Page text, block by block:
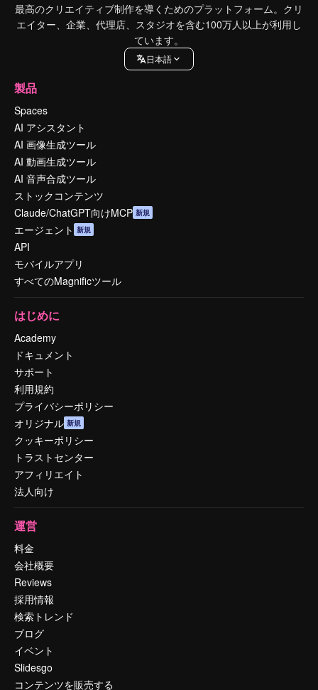
最高のクリエイティブ制作を導くためのプラットフォーム。クリ
エイター、企業、代理店、スタジオを含む100万人以上が利用し
ています。
日本語
製品
Spaces
AI アシスタント
AI 画像生成ツール
AI 動画生成ツール
AI 音声合成ツール
ストックコンテンツ
Claude/ChatGPT向けMCP 新規
エージェント 新規
API
モバイルアプリ
すべてのMagnificツール
はじめに
Academy
ドキュメント
サポート
利用規約
プライバシーポリシー
オリジナル 新規
クッキーポリシー
トラストセンター
アフィリエイト
法人向け
運営
料金
会社概要
Reviews
採用情報
検索トレンド
ブログ
イベント
Slidesgo
コンテンツを販売する